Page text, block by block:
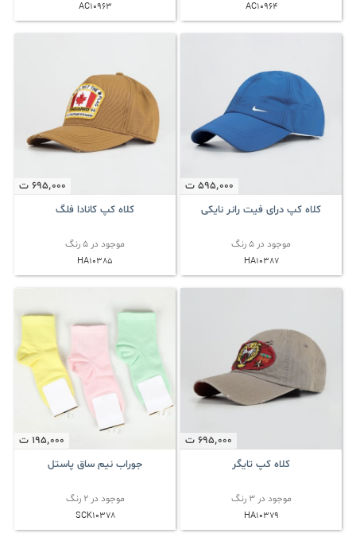
AC10964
AC10963
595٬000 ت
کلاه کپ درای فیت رانر نایکی
موجود در 5 رنگ
HA10387
695٬000 ت
کلاه کپ کانادا فلگ
موجود در 5 رنگ
HA10385
695٬000 ت
کلاه کپ تایگر
موجود در 3 رنگ
HA10379
195٬000 ت
جوراب نیم ساق پاستل
موجود در 2 رنگ
SCK10378